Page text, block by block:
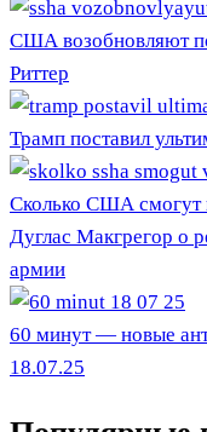
США возобновляют
Риттер
Трамп поставил
Сколько США смогут
Дуглас Макгрегор о
армии
60 минут — новые
18.07.25